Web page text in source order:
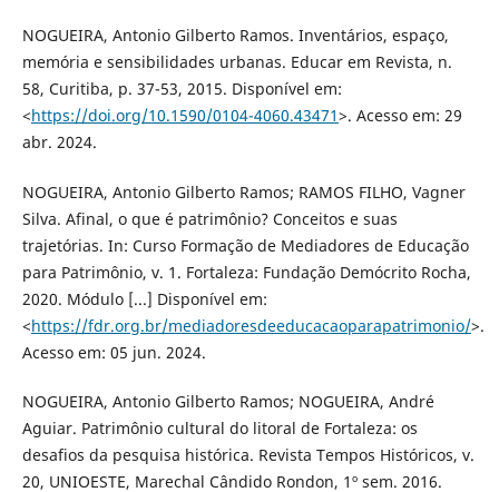
NOGUEIRA, Antonio Gilberto Ramos. Inventários, espaço,
memória e sensibilidades urbanas. Educar em Revista, n.
58, Curitiba, p. 37-53, 2015. Disponível em:
<https://doi.org/10.1590/0104-4060.43471>. Acesso em: 29
abr. 2024.
NOGUEIRA, Antonio Gilberto Ramos; RAMOS FILHO, Vagner
Silva. Afinal, o que é patrimônio? Conceitos e suas
trajetórias. In: Curso Formação de Mediadores de Educação
para Patrimônio, v. 1. Fortaleza: Fundação Demócrito Rocha,
2020. Módulo [...] Disponível em:
<https://fdr.org.br/mediadoresdeeducacaoparapatrimonio/>.
Acesso em: 05 jun. 2024.
NOGUEIRA, Antonio Gilberto Ramos; NOGUEIRA, André
Aguiar. Patrimônio cultural do litoral de Fortaleza: os
desafios da pesquisa histórica. Revista Tempos Históricos, v.
20, UNIOESTE, Marechal Cândido Rondon, 1º sem. 2016.